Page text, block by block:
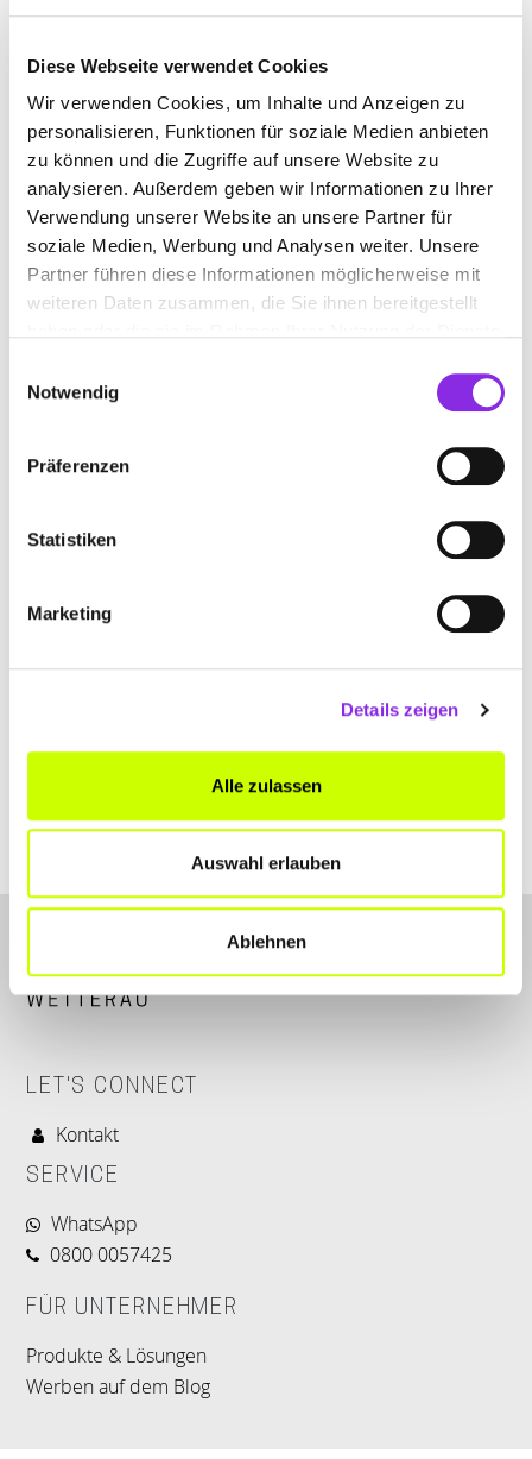
Diese Webseite verwendet Cookies
Wir verwenden Cookies, um Inhalte und Anzeigen zu
personalisieren, Funktionen für soziale Medien anbieten
zu können und die Zugriffe auf unsere Website zu
analysieren. Außerdem geben wir Informationen zu Ihrer
Verwendung unserer Website an unsere Partner für
soziale Medien, Werbung und Analysen weiter. Unsere
Partner führen diese Informationen möglicherweise mit
weiteren Daten zusammen, die Sie ihnen bereitgestellt
Notwendig
Präferenzen
Statistiken
Marketing
Details zeigen
Alle zulassen
Auswahl erlauben
Ablehnen
Suchen nach
Finden
ALLE BAD NAUHEIM BAD VILBEL
NORDIC WALKINGSCHULE KATHARINA
www.nordicwalking-badvilbel.de
www.tinnitus-therapie-center.de
LET'S CONNECT
Kontakt
SERVICE
WhatsApp
0800 0057425
FÜR UNTERNEHMER
Produkte & Lösungen
Werben auf dem Blog